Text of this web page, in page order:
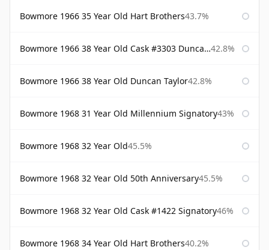
Bowmore 1966 35 Year Old Hart Brothers43.7%
Bowmore 1966 38 Year Old Cask #3303 Duncan Taylor 42.8%
Bowmore 1966 38 Year Old Duncan Taylor42.8%
Bowmore 1968 31 Year Old Millennium Signatory43%
Bowmore 1968 32 Year Old45.5%
Bowmore 1968 32 Year Old 50th Anniversary45.5%
Bowmore 1968 32 Year Old Cask #1422 Signatory46%
Bowmore 1968 34 Year Old Hart Brothers40.2%